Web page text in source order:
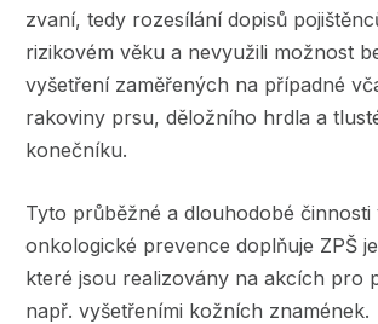
zvaní, tedy rozesílání dopisů
rizikovém věku a nevyužili možnost
vyšetření zaměřených na případné
rakoviny prsu, děložního hrdla a
konečníku.
Tyto průběžné a dlouhodobé činnosti
onkologické prevence doplňuje ZPŠ
které jsou realizovány na akcích pro
např. vyšetřeními kožních znamének.